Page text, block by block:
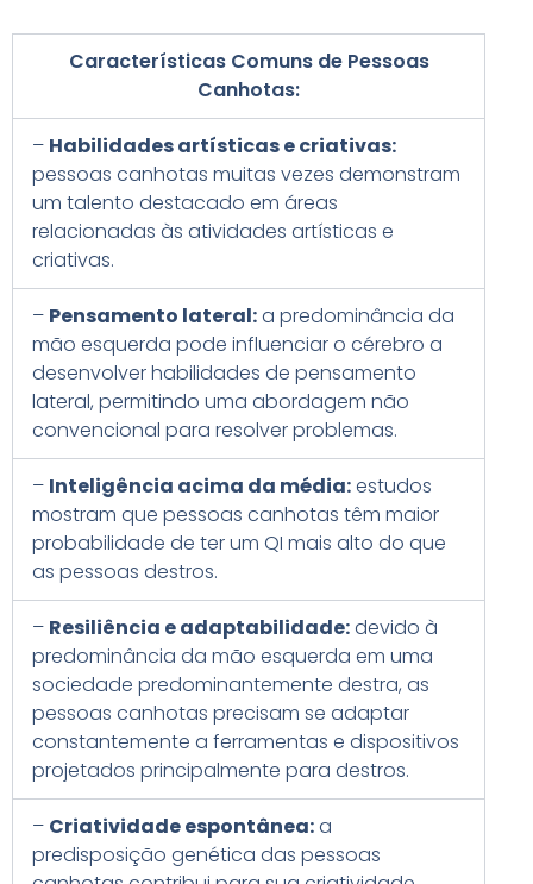
Características Comuns de Pessoas
Canhotas:
– Habilidades artísticas e criativas:
pessoas canhotas muitas vezes demonstram
um talento destacado em áreas
relacionadas às atividades artísticas e
criativas.
– Pensamento lateral:a predominância da
mão esquerda pode influenciar o cérebro a
desenvolver habilidades de pensamento
lateral, permitindo uma abordagem não
convencional para resolver problemas.
– Inteligência acima da média:estudos
mostram que pessoas canhotas têm maior
probabilidade de ter um QI mais alto do que
as pessoas destros.
– Resiliência e adaptabilidade:devido à
predominância da mão esquerda em uma
sociedade predominantemente destra, as
pessoas canhotas precisam se adaptar
constantemente a ferramentas e dispositivos
projetados principalmente para destros.
– Criatividade espontânea:a
predisposição genética das pessoas